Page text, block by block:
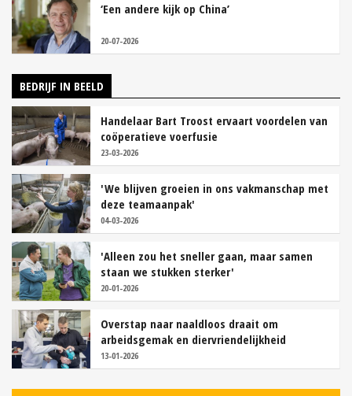
‘Een andere kijk op China’
20-07-2026
BEDRIJF IN BEELD
Handelaar Bart Troost ervaart voordelen van
coöperatieve voerfusie
23-03-2026
'We blijven groeien in ons vakmanschap met
deze teamaanpak'
04-03-2026
'Alleen zou het sneller gaan, maar samen
staan we stukken sterker'
20-01-2026
Overstap naar naaldloos draait om
arbeidsgemak en diervriendelijkheid
13-01-2026